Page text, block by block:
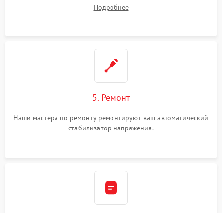
Подробнее
5. Ремонт
Наши мастера по ремонту ремонтируют ваш автоматический
стабилизатор напряжения.